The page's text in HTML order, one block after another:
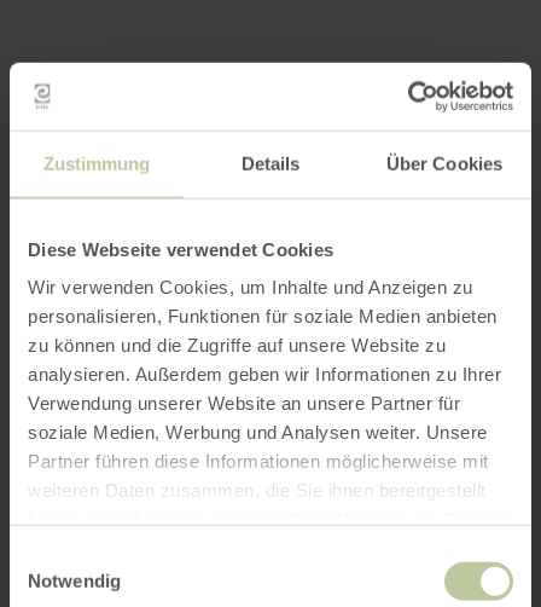
Zustimmung Details Über Cookies
Diese Webseite verwendet Cookies
Wir verwenden Cookies, um Inhalte und Anzeigen zu
personalisieren, Funktionen für soziale Medien anbieten
zu können und die Zugriffe auf unsere Website zu
analysieren. Außerdem geben wir Informationen zu Ihrer
Verwendung unserer Website an unsere Partner für
soziale Medien, Werbung und Analysen weiter. Unsere
Partner führen diese Informationen möglicherweise mit
weiteren Daten zusammen, die Sie ihnen bereitgestellt
Notwendig